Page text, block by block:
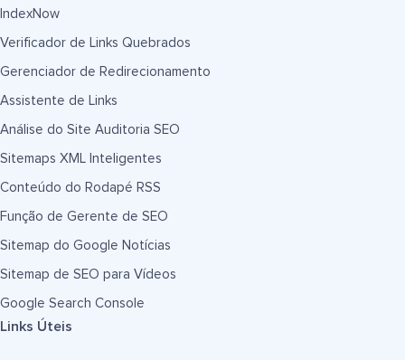
IndexNow
Verificador de Links Quebrados
Gerenciador de Redirecionamento
Assistente de Links
Análise do Site Auditoria SEO
Sitemaps XML Inteligentes
Conteúdo do Rodapé RSS
Função de Gerente de SEO
Sitemap do Google Notícias
Sitemap de SEO para Vídeos
Google Search Console
Links Úteis